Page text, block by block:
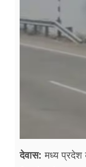
देवास:मध्य प्रदेश